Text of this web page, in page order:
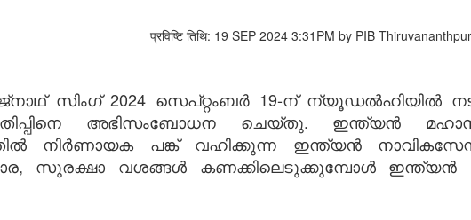
प्रविष्टि तिथि: 19 SEP 2024 3:31PM by PIB
സിംഗ് 2024 സെപ്‌റ്റംബർ 19-ന്
അഭിസംബോധന ചെയ്തു. ഇന്ത്യൻ
നിർണായക പങ്ക് വഹിക്കുന്ന ഇന്ത്യൻ
സുരക്ഷാ വശങ്ങൾ കണക്കിലെടുക്കുമ്പോൾ